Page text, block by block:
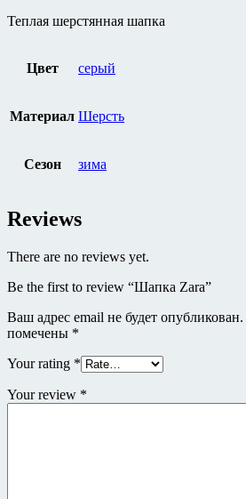
Теплая шерстянная шапка
Цвет серый
Материал Шерсть
Сезон зима
Reviews
There are no reviews yet.
Be the first to review “Шапка Zara”
Ваш адрес email не будет опубликован.
помечены *
Your rating *
Your review *